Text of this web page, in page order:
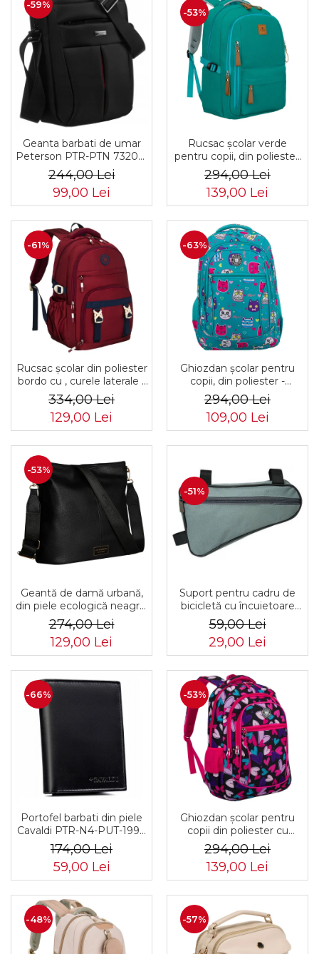
-59%
Geanta barbati de umar
Peterson PTR-PTN 73202-
7738 BL
244,00 Lei
99,00 Lei
-53%
Rucsac școlar verde
pentru copii, din poliester,
cu bretele reglabile -
Peterson PTR-PTN BHX-
01-9259 Gree
294,00 Lei
139,00 Lei
-61%
Rucsac școlar din poliester
bordo cu , curele laterale -
Peterson PTR-PTN 8594-
1402 BORDO
334,00 Lei
129,00 Lei
-63%
Ghiozdan școlar pentru
copii, din poliester -
Peterson PTR-PTN
BIEDRONKA G28
294,00 Lei
109,00 Lei
-53%
Geantă de damă urbană,
din piele ecologică neagră,
cu curea reglabilă -
Peterson PTR-PTN JK6-
06-6642
274,00 Lei
129,00 Lei
-51%
Suport pentru cadru de
bicicletă cu încuietoare
PTR-AR-S-101
59,00 Lei
29,00 Lei
-66%
Portofel barbati din piele
Cavaldi PTR-N4-PUT-1994
BL
174,00 Lei
59,00 Lei
-53%
Ghiozdan școlar pentru
copii din poliester cu
model în formă de inimă -
Peterson PTR-PTN
BIEDRONKA G54
294,00 Lei
139,00 Lei
-48% -57%